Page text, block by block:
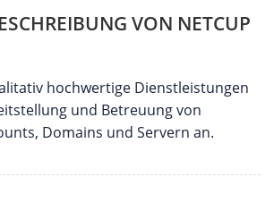
VON NETCUP
hochwertige Dienstleistungen
und Betreuung von
Domains und Servern an.